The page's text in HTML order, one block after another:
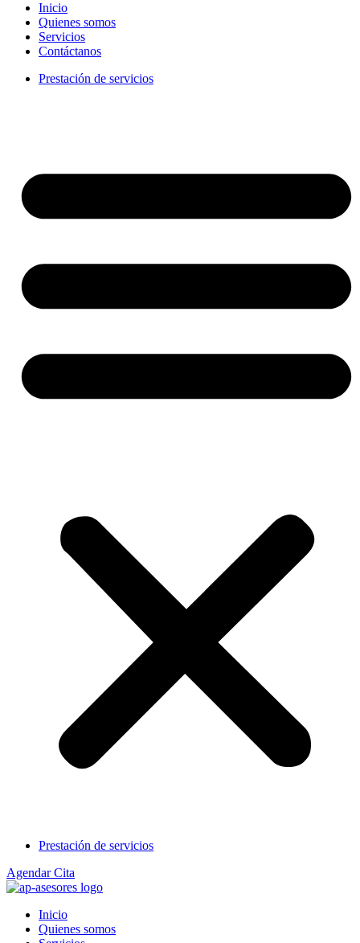
Inicio
Quienes somos
Servicios
Contáctanos
Prestación de servicios
Prestación de servicios
Agendar Cita
Inicio
Quienes somos